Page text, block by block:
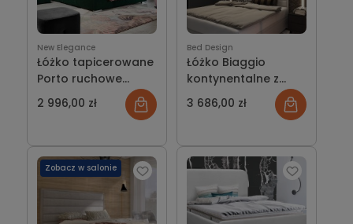
New Elegance
Łóżko tapicerowane
Porto ruchowe
zagłówki
2 996,00 zł
Bed Design
Łóżko Biaggio
kontynentalne z
pojemnikiem lub bez
3 686,00 zł
Zobacz w salonie